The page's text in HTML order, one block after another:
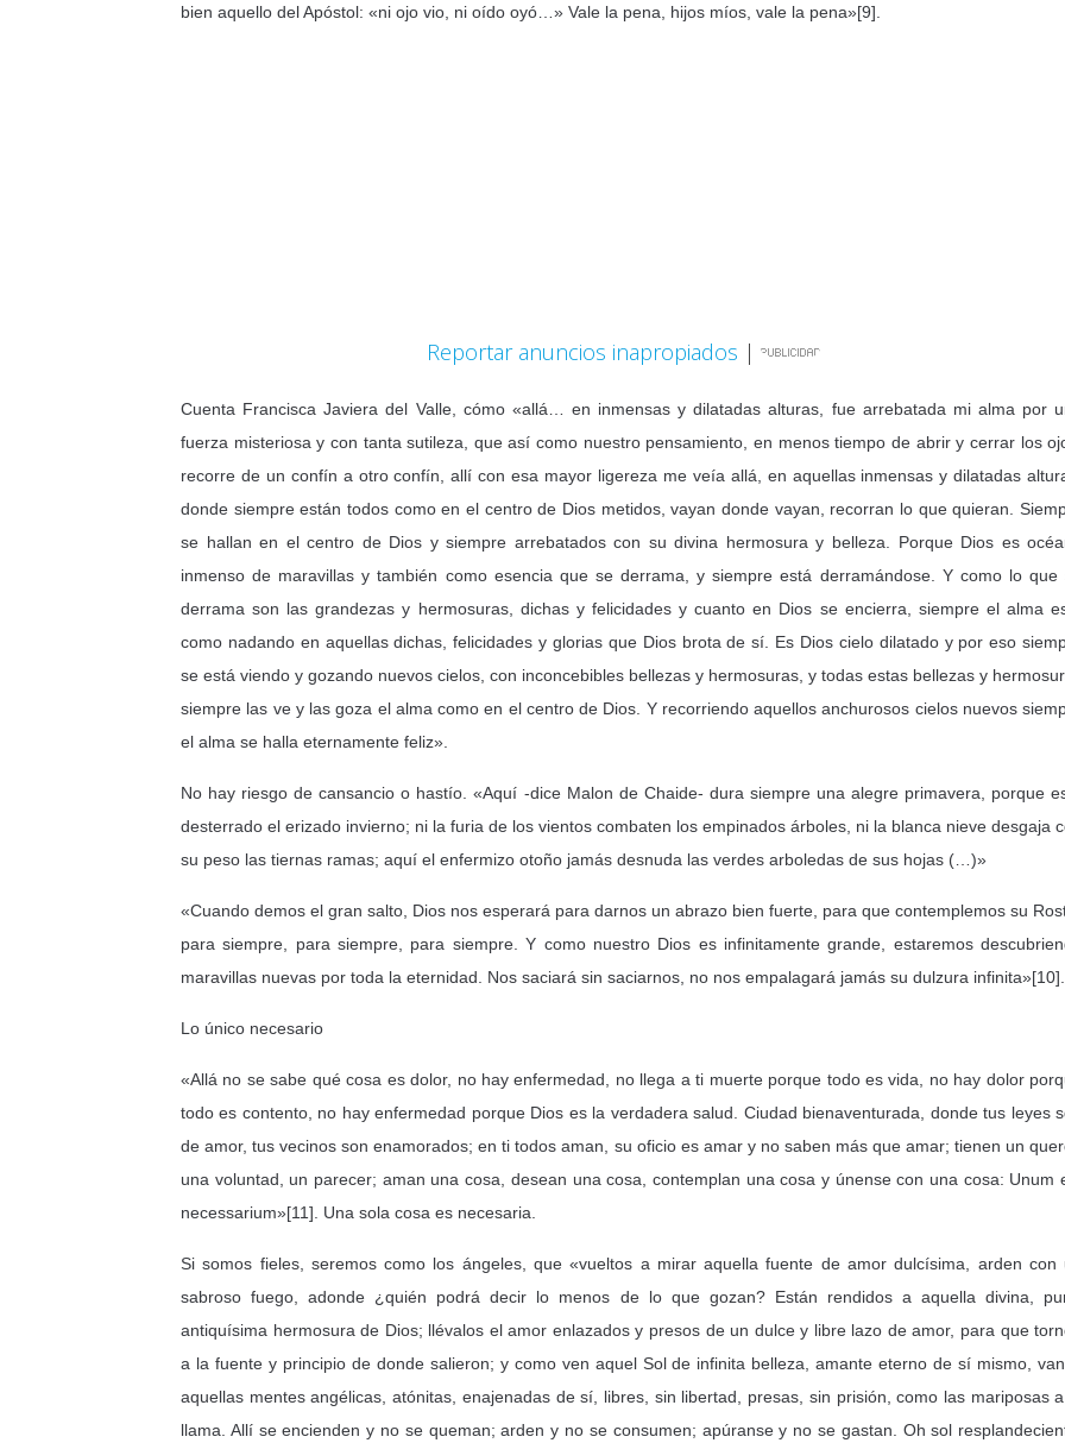
bien aquello del Apóstol: «ni ojo vio, ni oído oyó…» Vale la pena, hijos míos, vale la pena»[9].
Reportar anuncios inapropiados |
Cuenta Francisca Javiera del Valle, cómo «allá… en inmensas y dilatadas alturas, fue arrebatada mi alma por
fuerza misteriosa y con tanta sutileza, que así como nuestro pensamiento, en menos tiempo de abrir y cerrar los
recorre de un confín a otro confín, allí con esa mayor ligereza me veía allá, en aquellas inmensas y dilatadas
donde siempre están todos como en el centro de Dios metidos, vayan donde vayan, recorran lo que quieran.
se hallan en el centro de Dios y siempre arrebatados con su divina hermosura y belleza. Porque Dios es
inmenso de maravillas y también como esencia que se derrama, y siempre está derramándose. Y como lo que
derrama son las grandezas y hermosuras, dichas y felicidades y cuanto en Dios se encierra, siempre el alma
como nadando en aquellas dichas, felicidades y glorias que Dios brota de sí. Es Dios cielo dilatado y por eso
se está viendo y gozando nuevos cielos, con inconcebibles bellezas y hermosuras, y todas estas bellezas y
siempre las ve y las goza el alma como en el centro de Dios. Y recorriendo aquellos anchurosos cielos nuevos
el alma se halla eternamente feliz».
No hay riesgo de cansancio o hastío. «Aquí -dice Malon de Chaide- dura siempre una alegre primavera, porque
desterrado el erizado invierno; ni la furia de los vientos combaten los empinados árboles, ni la blanca nieve desgaja
su peso las tiernas ramas; aquí el enfermizo otoño jamás desnuda las verdes arboledas de sus hojas (…)»
«Cuando demos el gran salto, Dios nos esperará para darnos un abrazo bien fuerte, para que contemplemos su
para siempre, para siempre, para siempre. Y como nuestro Dios es infinitamente grande, estaremos
maravillas nuevas por toda la eternidad. Nos saciará sin saciarnos, no nos empalagará jamás su dulzura infinita»[10].
Lo único necesario
«Allá no se sabe qué cosa es dolor, no hay enfermedad, no llega a ti muerte porque todo es vida, no hay dolor
todo es contento, no hay enfermedad porque Dios es la verdadera salud. Ciudad bienaventurada, donde tus leyes
de amor, tus vecinos son enamorados; en ti todos aman, su oficio es amar y no saben más que amar; tienen un
una voluntad, un parecer; aman una cosa, desean una cosa, contemplan una cosa y únense con una cosa: Unum
necessarium»[11]. Una sola cosa es necesaria.
Si somos fieles, seremos como los ángeles, que «vueltos a mirar aquella fuente de amor dulcísima, arden con
sabroso fuego, adonde ¿quién podrá decir lo menos de lo que gozan? Están rendidos a aquella divina,
antiquísima hermosura de Dios; llévalos el amor enlazados y presos de un dulce y libre lazo de amor, para que
a la fuente y principio de donde salieron; y como ven aquel Sol de infinita belleza, amante eterno de sí mismo,
aquellas mentes angélicas, atónitas, enajenadas de sí, libres, sin libertad, presas, sin prisión, como las mariposas
llama. Allí se encienden y no se queman; arden y no se consumen; apúranse y no se gastan. Oh sol